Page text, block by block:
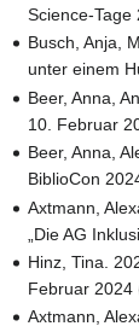
Science-Tage
Busch, Anja,
unter einem
Beer, Anna,
10. Februar
Beer, Anna,
BiblioCon
Axtmann,
„Die AG
Hinz, Tina.
Februar 2024
Axtmann,